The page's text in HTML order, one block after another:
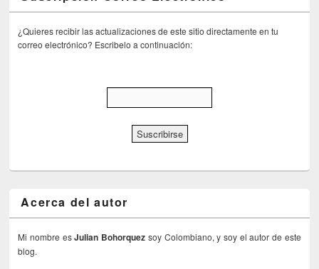
¿Quieres recibir las actualizaciones de este sitio directamente en tu
correo electrónico? Escribelo a continuación:
Acerca del autor
Mi nombre esJulian Bohorquez soy Colombiano, y soy el autor de este
blog.